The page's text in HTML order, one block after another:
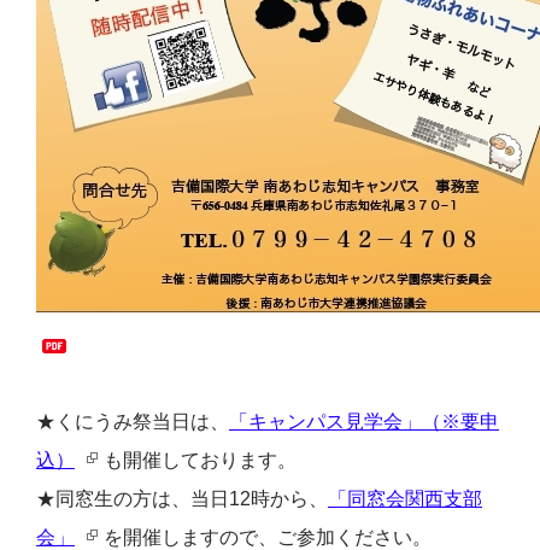
★くにうみ祭当日は、
「キャンパス見学会」（※要申
込）
も開催しております。
★同窓生の方は、当日12時から、
「同窓会関西支部
会」
を開催しますので、ご参加ください。